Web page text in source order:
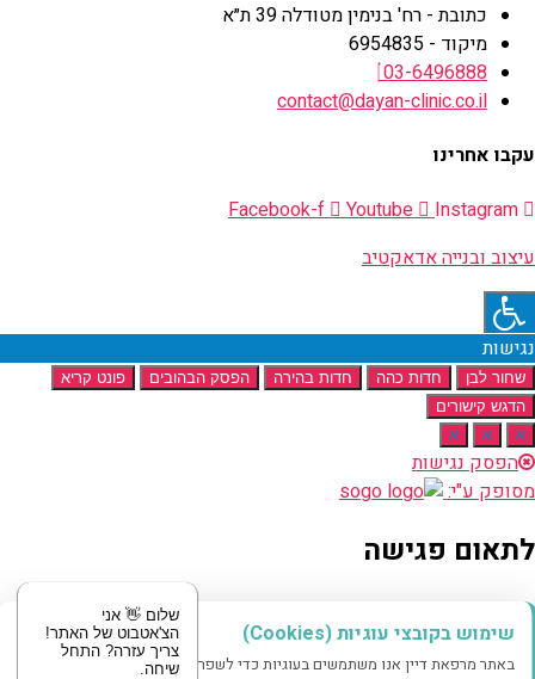
כתובת - רח' בנימין מטודלה 39 ת״א
מיקוד - 6954835
03-6496888
contact@dayan-clinic.co.il
עקבו אחרינו
Facebook-f
Youtube
Instagram
עיצוב ובנייה אדאקטיב
שימוש בקובצי עוגיות (Cookies)
באתר מרפאת דיין אנו משתמשים בעוגיות כדי לשפר את חווית הגלישה שלך.
נגישות
שחור לבן חדות כהה חדות בהירה הפסק הבהובים
פונט קריא
הדגש קישורים
א
א א
הפסק נגישות
מסופק ע"י:
לתאום פגישה
מוזמנים לשלוח לנו הודעה
שלום 👋 אני
הצ'אטבוט של האתר!
צריך עזרה? התחל
שיחה.